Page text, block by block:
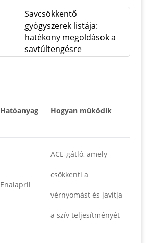
Savcsökkentő
gyógyszerek listája:
hatékony megoldások a
savtúltengésre
Hatóanyag Hogyan működik
Enalapril
ACE-gátló, amely
csökkenti a
vérnyomást és javítja
a szív teljesítményét